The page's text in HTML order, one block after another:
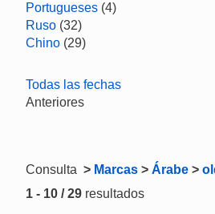
Portugueses (4)
Ruso (32)
Chino (29)
Todas las fechas
Anteriores
Consulta > Marcas > Árabe >
1 - 10 / 29 resultados